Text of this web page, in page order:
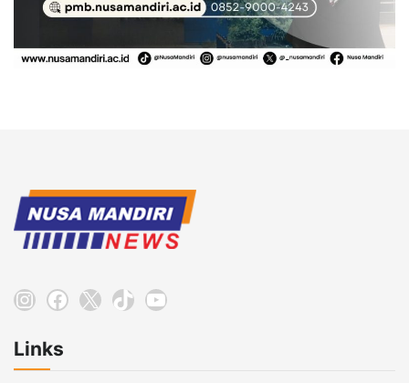
Instagram
Facebook
X TikTokYouTube
Links